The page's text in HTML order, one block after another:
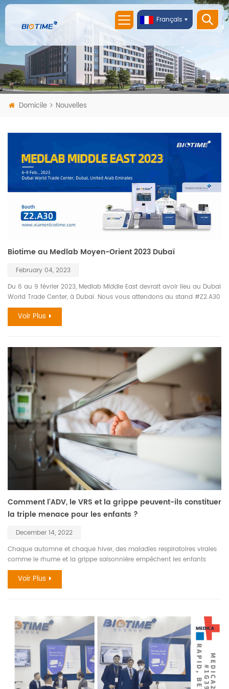
Français
Domicile Nouvelles
Biotime au Medlab Moyen-Orient 2023 Dubaï
February 04, 2023
Du 6 au 9 février 2023, Medlab Middle East devrait avoir lieu au Dubai
World Trade Center, à Dubaï. Nous vous attendons au stand #Z2.A30
avec nos nouveaux produits et solutions, y compris mais sans s'y
limiter : test rapide, analyseur FIA, analyseur CLIA. Analyseur FIA
L'équipe Biotime présentera 3 produits vedettes, les analyseurs FIA
1600, qui est un produit vedette de l'analyseur CLIA. Solutions au
diabète Le diabète est une maladie très préoccupante dans le
monde. Au salon, HLC-100 sera présenté, qui est le GOLD STANDARD
pour la détection de l'HbA1c. Le produit dispose de 12 canaux de
détection et peut obtenir des résultats en 2 minutes. En outre, des
instruments de test de la glycémie, de la cétone sanguine et de
l'acide urique sont également exposés. Les résultats des tests sont
rapides et précis, économiques et pratiques, et peuvent répondre
efficacement aux besoins des familles. Test rapide En outre, des
produits de test rapide seront également exposés, qui peuvent être
utilisés efficacement dans le diagnostic des infections respiratoires,
les maladies transmises par les moustiques et les maladies
sexuellement transmissibles. Du 6 au 9 février 2023, rendez-vous au
Medlab Middle East, Dubai World Trade Center.
Voir Plus
Comment l'ADV, le VRS et la grippe peuvent-ils constituer
la triple menace pour les enfants ?
December 14, 2022
Chaque automne et chaque hiver, des maladies respiratoires virales
comme le rhume et la grippe saisonnière empêchent les enfants
d'aller à l'école et de participer à des activités sociales. Mais cette
année, plus d'enfants que d'habitude se retrouvent dans les services
d'urgence et les hôpitaux. Les infections virales respiratoires telles que
nourrissons et jeunes enfants. Les estimations par pays du nombre
de cas cliniques de pneumonie chez les enfants âgés de moins de 5
ans ont été regroupées en six Régions OMS (Région africaine, Région
des Amériques, Région de l'Asie du Sud-Est, Région européenne,
Région de la Méditerranée orientale et Région du Pacifique
occidental) ainsi qu'en régions en développement et développées.
Ces résultats agrégés ainsi que les estimations des nouveaux
Voir Plus